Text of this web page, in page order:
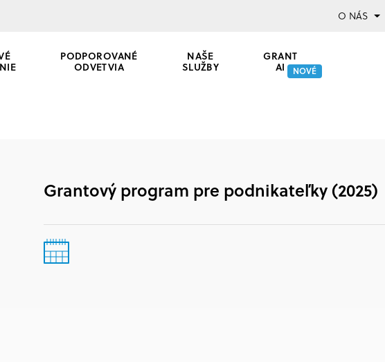
O NÁS
PODPOROVANÉ
ODVETVIA
NAŠE
SLUŽBY
GRANT
AI NOVÉ
Grantový program pre podnikateľky (2025)